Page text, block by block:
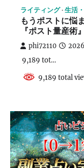
ライティング 生活
もうポストに悩
『ポスト量産術』
phi72110
9,189 tot…
9,189 total